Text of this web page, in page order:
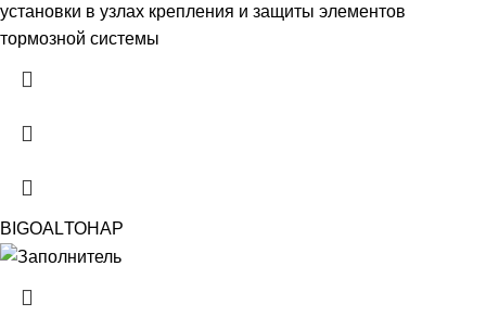
установки в узлах крепления и защиты элементов
тормозной системы
BIGOALТОНАР